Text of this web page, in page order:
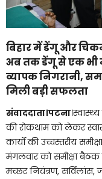
बिहार में डेंगू और
अब तक डेंगू से एक भी
व्यापक निगरानी,
मिली बड़ी सफलता
संवाददाता।पटना
की रोकथाम को लेकर
कार्यों की उच्चस्तरीय
मंगलवार को समीक्षा
मच्छर नियंत्रण,